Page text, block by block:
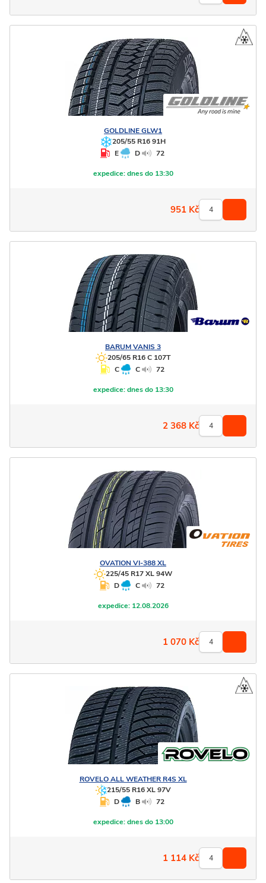
GOLDLINEGLW1
205/55 R16 91H
E
D 72
expedice:dnes do 13:30
951 Kč
BARUMVANIS 3
205/65 R16 C 107T
C
C 72
expedice:dnes do 13:30
2 368 Kč
OVATION VI-388 XL
225/45 R17 XL 94W
D
C 72
expedice:12.08.2026
1 070 Kč
ROVELOALL WEATHER R4S XL
215/55 R16 XL 97V
D
B 72
expedice:dnes do 13:00
1 114 Kč